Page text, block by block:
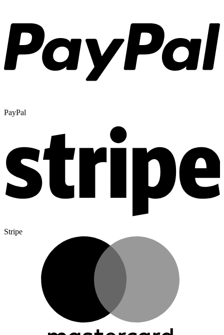
PayPal
Stripe